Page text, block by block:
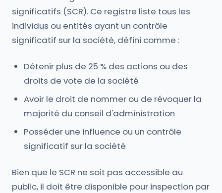
significatifs (SCR). Ce registre liste tous les
individus ou entités ayant un contrôle
significatif sur la société, défini comme :
Détenir plus de 25 % des actions ou des
droits de vote de la société
Avoir le droit de nommer ou de révoquer la
majorité du conseil d'administration
Posséder une influence ou un contrôle
significatif sur la société
Bien que le SCR ne soit pas accessible au
public, il doit être disponible pour inspection par